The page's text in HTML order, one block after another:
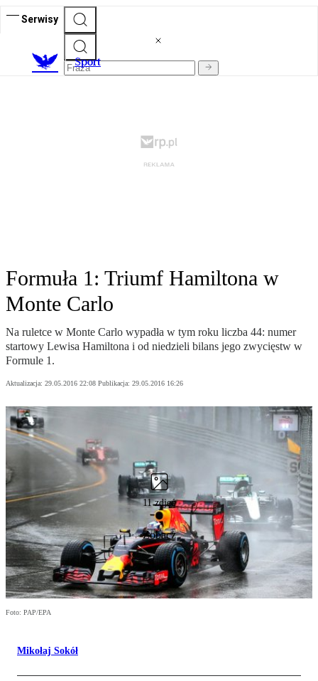
Serwisy
Sport
Formuła 1: Triumf Hamiltona w
Monte Carlo
Na ruletce w Monte Carlo wypadła w tym roku liczba 44: numer
startowy Lewisa Hamiltona i od niedzieli bilans jego zwycięstw w
Formule 1.
Aktualizacja: 29.05.2016 22:08 Publikacja: 29.05.2016 16:26
11 zdjęć
Zobacz
Foto: PAP/EPA
Mikołaj Sokół